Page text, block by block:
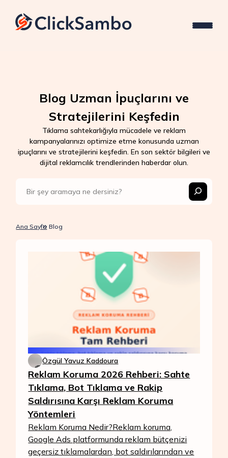
Blog Uzman İpuçlarını ve
Stratejilerini Keşfedin
Tıklama sahtekarlığıyla mücadele ve reklam
kampanyalarınızı optimize etme konusunda uzman
ipuçlarını ve stratejilerini keşfedin. En son sektör bilgileri ve
dijital reklamcılık trendlerinden haberdar olun.
Ana Sayfa Blog
Özgül Yavuz Kaddoura
Reklam Koruma 2026 Rehberi: Sahte
Tıklama, Bot Tıklama ve Rakip
Saldırısına Karşı Reklam Koruma
Yöntemleri
Reklam Koruma Nedir?Reklam koruma,
Google Ads platformunda reklam bütçenizi
geçersiz tıklamalardan, bot saldırılarından ve